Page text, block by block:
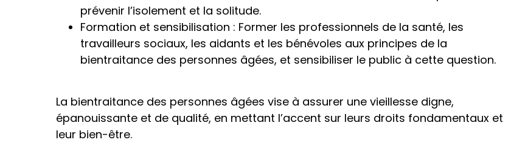
prévenir l’isolement et la solitude.
Formation et sensibilisation : Former les professionnels de la santé, les
travailleurs sociaux, les aidants et les bénévoles aux principes de la
bientraitance des personnes âgées, et sensibiliser le public à cette question.
La bientraitance des personnes âgées vise à assurer une vieillesse digne,
épanouissante et de qualité, en mettant l’accent sur leurs droits fondamentaux et
leur bien-être.